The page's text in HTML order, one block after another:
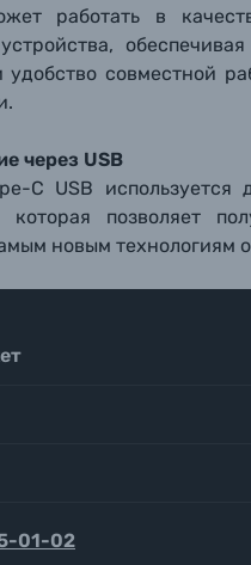
работать в
удобство совместной
через USB
C USB используется
которая позволяет
новым технологиям
01-02